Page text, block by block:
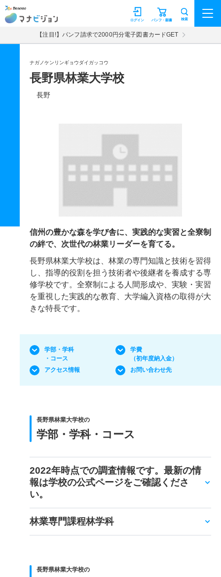
マナビジョン パンフ・願書
ログイン 検索
【注目!】パンフ請求で2000円分電子図書カードGET
ナガノケンリンギョウダイガッコウ
長野県林業大学校
長野
信州の豊かな森を学び舎に、実践的な実習と全寮制
の絆で、次世代の林業リーダーを育てる。
長野県林業大学校は、林業の専門知識と技術を習得
し、指導的役割を担う技術者や後継者を養成する専
修学校です。全寮制による人間形成や、実験・実習
を重視した実践的な教育、大学編入資格の取得が大
きな特長です。
学部・学科
・コース
学費
（初年度納入金）
アクセス情報
お問い合わせ先
長野県林業大学校の
学部・学科・コース
2022年時点での調査情報です。最新の情
報は学校の公式ページをご確認くださ
い。
林業専門課程林学科
長野県林業大学校の